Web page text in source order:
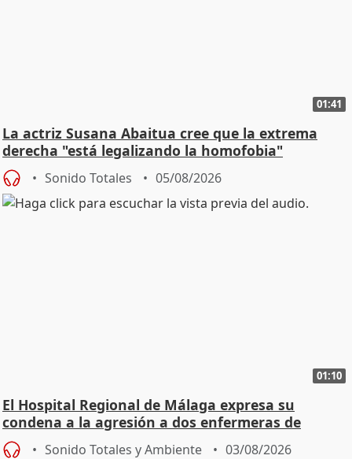
01:41
La actriz Susana Abaitua cree que la extrema
derecha "está legalizando la homofobia"
Sonido Totales 05/08/2026
01:10
El Hospital Regional de Málaga expresa su
condena a la agresión a dos enfermeras de
Urgencias
Sonido Totales y Ambiente 03/08/2026